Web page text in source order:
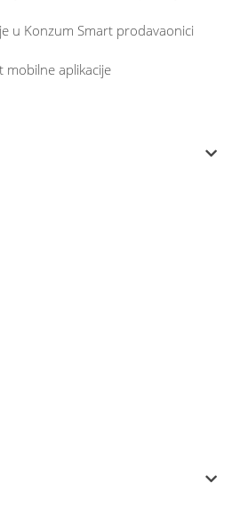
u Konzum Smart prodavaonici
mobilne aplikacije